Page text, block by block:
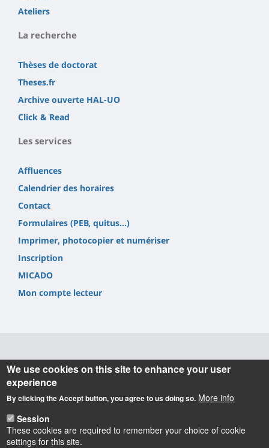
Ateliers
La recherche
Thèses de doctorat
Theses.fr
Archive ouverte HAL-UO
Click & Read
Les services
Affluences
Calendrier des horaires
Contact
Formulaires (PEB, quitus...)
Imprimer, photocopier et numériser
Inscription
MICADO
Mon compte lecteur
Informations
Service Commun de Documentation
6 rue de Tours 45072 Orléans cedex 2.
Tel. +33(0) 2 38 41 71 84
[Contact ]
We use cookies on this site to enhance your user
experience
By clicking the Accept button, you agree to us doing so. More info
Session
These cookies are required to remember your choice of cookie
settings for this site.